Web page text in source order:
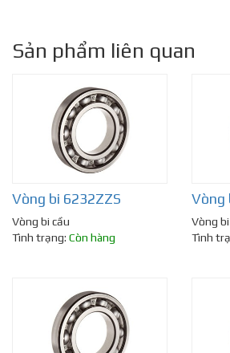
Sản phẩm liên quan
Vòng bi 6232ZZS
Vòng bi cầu
Tình trạng: Còn hàng
Vòng
Vòng
Tình